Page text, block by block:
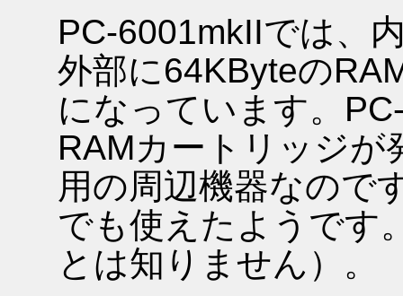
PC-6001mkIIでは、
外部に64KByteの
になっています。
RAMカートリッジが
用の周辺機器なので
でも使えたようです
とは知りません）。